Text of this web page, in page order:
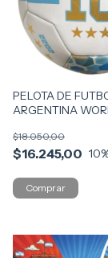
PELOTA DE
ARGENTINA
$16.245,00
$18.050,00
10